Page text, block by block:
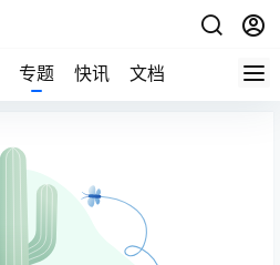
专题 快讯 文档